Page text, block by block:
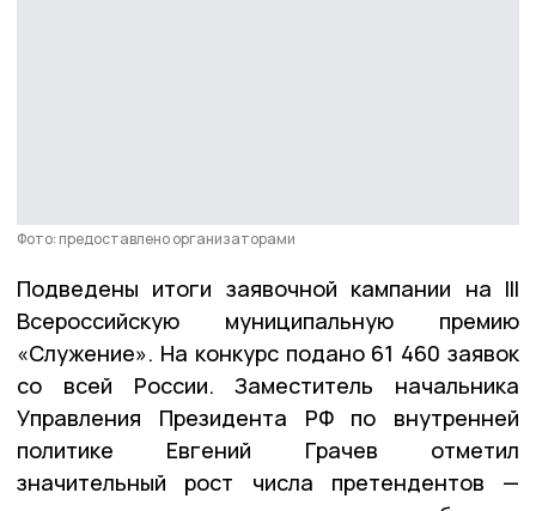
Фото: предоставлено организаторами
Подведены итоги заявочной кампании на III
Всероссийскую муниципальную премию
«Служение». На конкурс подано 61 460 заявок
со всей России. Заместитель начальника
Управления Президента РФ по внутренней
политике Евгений Грачев отметил
значительный рост числа претендентов —